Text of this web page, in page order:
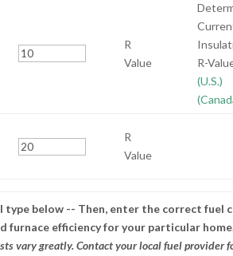
R
Value
R-
(U.S.)
R
Value
type below -- Then, enter the correct fuel
furnace efficiency for your particular
vary greatly. Contact your local fuel provider